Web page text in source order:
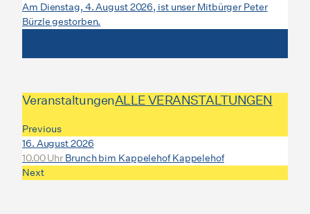
Am Dienstag, 4. August 2026, ist unser Mitbürger Peter
Bürzle gestorben.
VeranstaltungenALLE VERANSTALTUNGEN
Previous
16. August 2026
10.00 Uhr Brunch bim Kappelehof Kappelehof
Next